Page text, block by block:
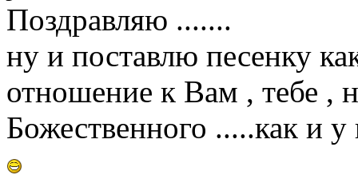
Поздравляю .......
ну и поставлю песенку
отношение к Вам , тебе ,
Божественного .....как и